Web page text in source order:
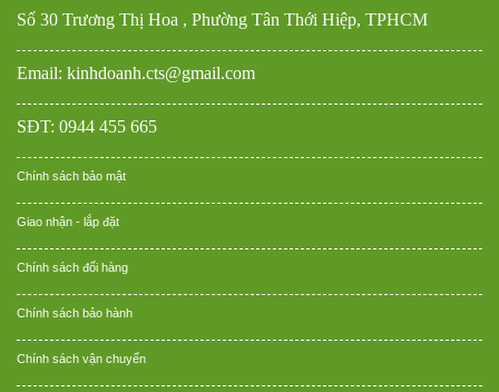
Số 30 Trương Thị Hoa , Phường Tân Thới Hiệp, TPHCM
Email: kinhdoanh.cts@gmail.com
SĐT: 0944 455 665
Chính sách bảo mật
Giao nhận - lắp đặt
Chính sách đổi hàng
Chính sách bảo hành
Chính sách vận chuyển